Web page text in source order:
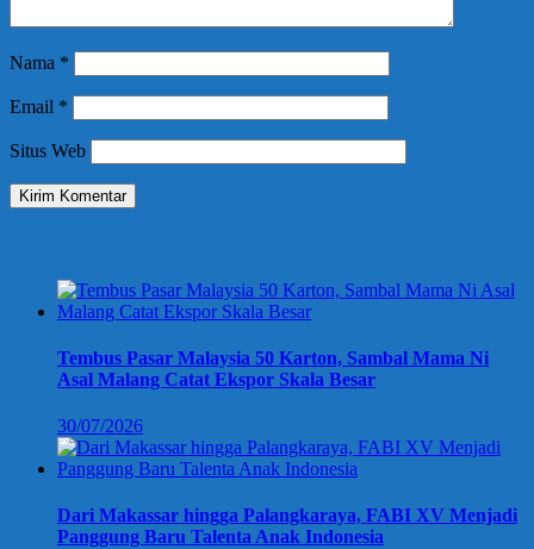
Nama *
Email *
Situs Web
Tembus Pasar Malaysia 50 Karton, Sambal Mama Ni
Asal Malang Catat Ekspor Skala Besar
30/07/2026
Dari Makassar hingga Palangkaraya, FABI XV Menjadi
Panggung Baru Talenta Anak Indonesia